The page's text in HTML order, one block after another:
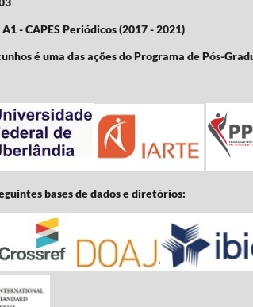
- CAPES Periódicos (2017 - 2021)
é uma das ações do Programa de Pós-
bases de dados e diretórios: